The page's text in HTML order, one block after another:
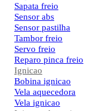
Sapata freio
Sensor abs
Sensor pastilha
Tambor freio
Servo freio
Reparo pinca freio
Ignicao
Bobina ignicao
Vela aquecedora
Vela ignicao